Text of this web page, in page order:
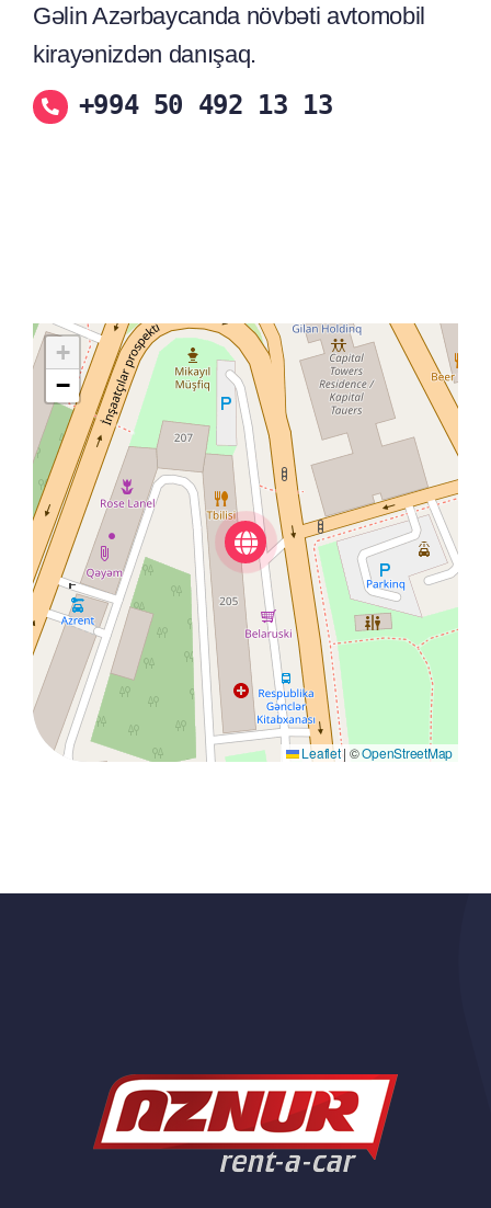
Gəlin Azərbaycanda növbəti avtomobil
kirayənizdən danışaq.
+994 50 492 13 13
+
−
Leaflet | ©OpenStreetMap